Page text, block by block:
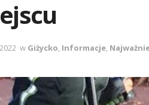
w Giżycko, Informacje,